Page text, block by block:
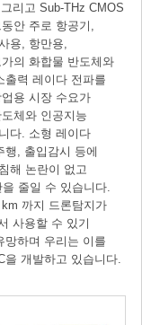
리고 Sub-THz CMOS
안 주로 항공기,
용, 항만용,
의 화합물 반도체와
출력 레이다 전파를
용 시장 수요가
체와 인공지능
다. 소형 레이다
행, 출입감시 등에
해 논란이 없고
줄일 수 있습니다.
까지 드론탐지가
사용할 수 있기
망하며 우리는 이를
을 개발하고 있습니다.